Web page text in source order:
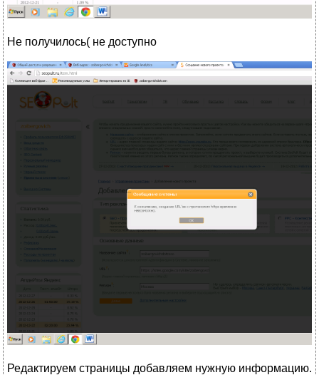
Не получилось( не доступно
Редактируем страницы добавляем нужную информацию.